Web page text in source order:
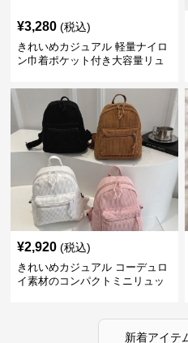
¥3,280 (税込)
きれいめカジュアル 軽量ナイロ
ン巾着ポケット付き大容量リュ
¥2,920 (税込)
きれいめカジュアル コーデュロ
イ素材のコンパクトミニリュッ
新着アイテ